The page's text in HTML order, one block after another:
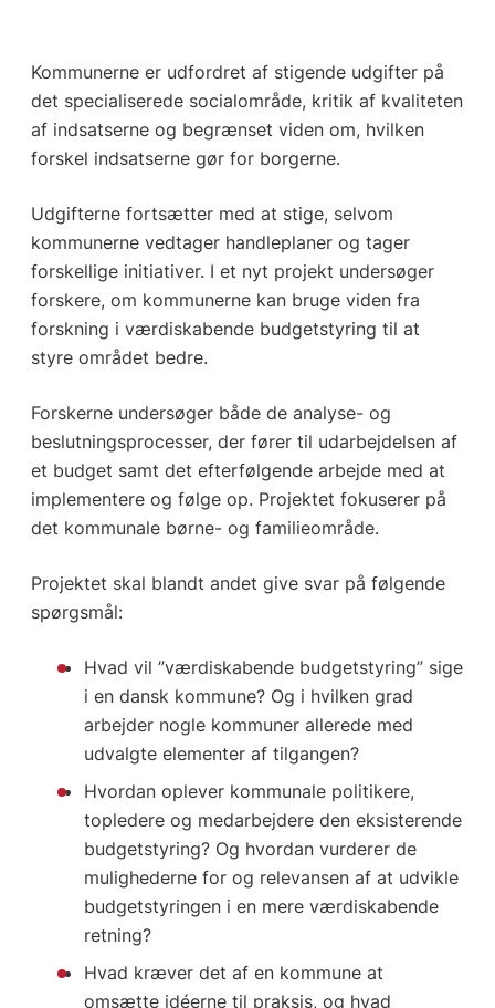
Kommunerne er udfordret af stigende udgifter på
det specialiserede socialområde, kritik af kvaliteten
af indsatserne og begrænset viden om, hvilken
forskel indsatserne gør for borgerne.
Udgifterne fortsætter med at stige, selvom
kommunerne vedtager handleplaner og tager
forskellige initiativer. I et nyt projekt undersøger
forskere, om kommunerne kan bruge viden fra
forskning i værdiskabende budgetstyring til at
styre området bedre.
Forskerne undersøger både de analyse- og
beslutningsprocesser, der fører til udarbejdelsen af
et budget samt det efterfølgende arbejde med at
implementere og følge op. Projektet fokuserer på
det kommunale børne- og familieområde.
Projektet skal blandt andet give svar på følgende
spørgsmål:
Hvad vil ”værdiskabende budgetstyring” sige
i en dansk kommune? Og i hvilken grad
arbejder nogle kommuner allerede med
udvalgte elementer af tilgangen?
Hvordan oplever kommunale politikere,
topledere og medarbejdere den eksisterende
budgetstyring? Og hvordan vurderer de
mulighederne for og relevansen af at udvikle
budgetstyringen i en mere værdiskabende
retning?
Hvad kræver det af en kommune at
omsætte idéerne til praksis, og hvad